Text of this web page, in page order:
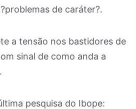
de caráter?.
a tensão nos bastidores de
sinal de como anda a
pesquisa do Ibope: